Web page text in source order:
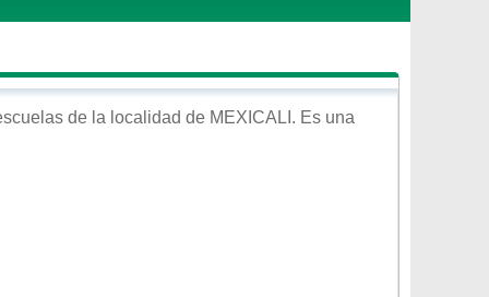
de la localidad de MEXICALI . Es una